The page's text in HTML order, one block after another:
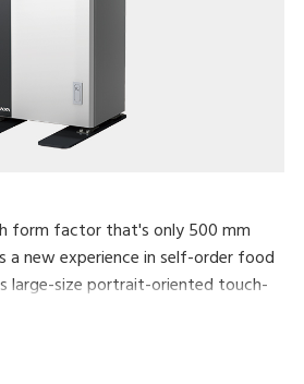
form factor that's only 500 mm
a new experience in self-order food
large-size portrait-oriented touch-
LIO makes self-ordering a
resolve serving personnel